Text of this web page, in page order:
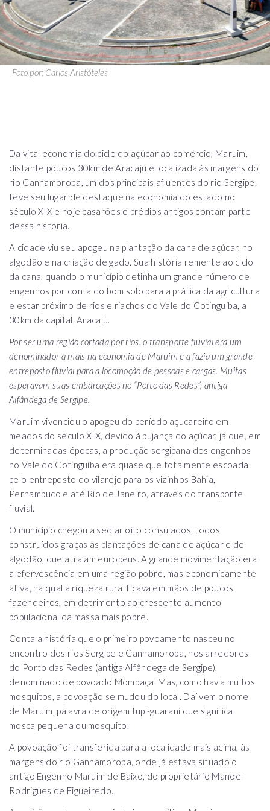
Foto por: Carlos Aristóteles
Da vital economia do ciclo do açúcar ao comércio, Maruim,
distante poucos 30km de Aracaju e localizada às margens do
rio Ganhamoroba, um dos principais afluentes do rio Sergipe,
teve seu lugar de destaque na economia do estado no
século XIX e hoje casarões e prédios antigos contam parte
dessa história.
A cidade viu seu apogeu na plantação da cana de açúcar, no
algodão e na criação de gado. Sua história remente ao ciclo
da cana, quando o município detinha um grande número de
engenhos por conta do bom solo para a prática da agricultura
e estar próximo de rios e riachos do Vale do Cotinguiba, a
30km da capital, Aracaju.
Por ser uma região cortada por rios, o transporte fluvial era um
denominador a mais na economia de Maruim e a fazia um grande
entreposto fluvial para a locomoção de pessoas e cargas. Muitas
esperavam suas embarcações no “Porto das Redes”, antiga
Alfândega de Sergipe.
Maruim vivenciou o apogeu do período açucareiro em
meados do século XIX, devido à pujança do açúcar, já que, em
determinadas épocas, a produção sergipana dos engenhos
no Vale do Cotinguiba era quase que totalmente escoada
pelo entreposto do vilarejo para os vizinhos Bahia,
Pernambuco e até Rio de Janeiro, através do transporte
fluvial.
O município chegou a sediar oito consulados, todos
construídos graças às plantações de cana de açúcar e de
algodão, que atraíam europeus. A grande movimentação era
a efervescência em uma região pobre, mas economicamente
ativa, na qual a riqueza rural ficava em mãos de poucos
fazendeiros, em detrimento ao crescente aumento
populacional da massa mais pobre.
Conta a história que o primeiro povoamento nasceu no
encontro dos rios Sergipe e Ganhamoroba, nos arredores
do Porto das Redes (antiga Alfândega de Sergipe),
denominado de povoado Mombaça. Mas, como havia muitos
mosquitos, a povoação se mudou do local. Daí vem o nome
de Maruim, palavra de origem tupi-guarani que significa
mosca pequena ou mosquito.
A povoação foi transferida para a localidade mais acima, às
margens do rio Ganhamoroba, onde já estava situado o
antigo Engenho Maruim de Baixo, do proprietário Manoel
Rodrigues de Figueiredo.